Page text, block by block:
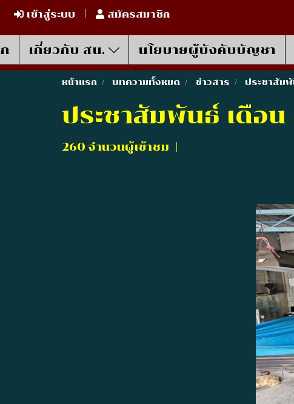
เข้าสู่ระบบ สมัครสมาชิก
เกี่ยวกับ สน. นโยบายผู้บังคับบัญชา
หน้าแรก บทความทั้งหมด ข่าวสาร ประชาสัม
ประชาสัมพันธ์ เดือน
260 จำนวนผู้เข้าชม